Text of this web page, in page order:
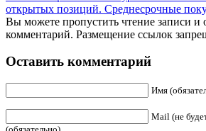
открытых позиций. Среднесрочные
Вы можете пропустить чтение записи и
комментарий. Размещение ссылок
Оставить комментарий
Имя
Mail (не